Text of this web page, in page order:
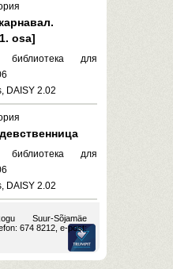
osa]
библиотека для
DAISY 2.02
библиотека для
DAISY 2.02
Suur-Sõjamäe
674 8212, e-post: